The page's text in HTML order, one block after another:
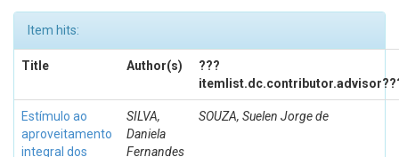
Item hits:
Title Author(s)
???
Estímulo ao
aproveitamento
integral dos
SILVA,
Daniela
Fernandes
SOUZA, Suelen Jorge de